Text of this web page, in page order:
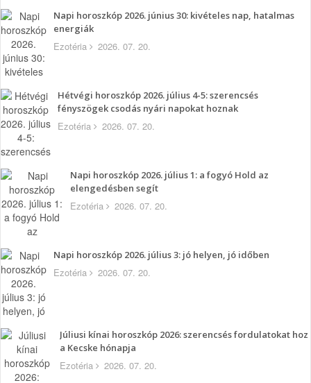
Napi horoszkóp 2026. június 30: kivételes nap, hatalmas
energiák
Ezotéria 2026. 07. 20.
Hétvégi horoszkóp 2026. július 4-5: szerencsés
fényszögek csodás nyári napokat hoznak
Ezotéria 2026. 07. 20.
Napi horoszkóp 2026. július 1: a fogyó Hold az
elengedésben segít
Ezotéria 2026. 07. 20.
Napi horoszkóp 2026. július 3: jó helyen, jó időben
Ezotéria 2026. 07. 20.
Júliusi kínai horoszkóp 2026: szerencsés fordulatokat hoz
a Kecske hónapja
Ezotéria 2026. 07. 20.